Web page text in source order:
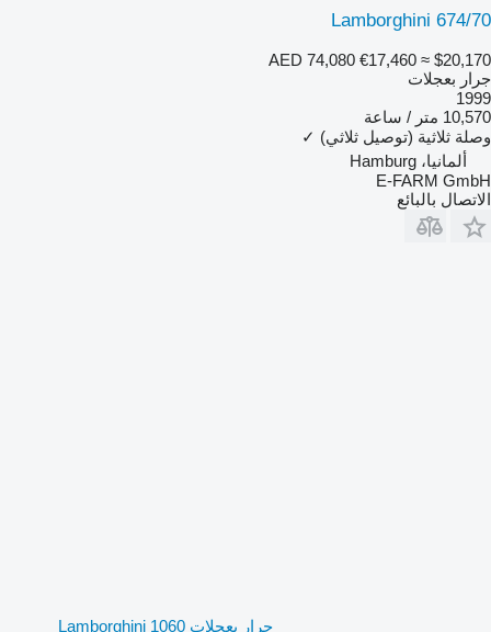
Lamborghini 674/70
AED 74,080 €17,460 ≈ $20,170
جرار بعجلات
1999
10,570 متر / ساعة
وصلة ثلاثية (توصيل ثلاثي) ✓
ألمانيا، Hamburg
E-FARM GmbH
الاتصال بالبائع
جرار بعجلات Lamborghini 1060